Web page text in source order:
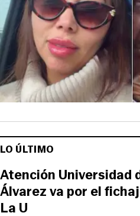
LO ÚLTIMO
Atención Universidad
Álvarez va por el
La U